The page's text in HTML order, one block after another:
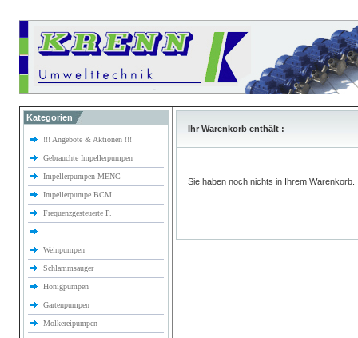
Kategorien
!!! Angebote & Aktionen !!!
Gebrauchte Impellerpumpen
Impellerpumpen MENC
Impellerpumpe BCM
Frequenzgesteuerte P.
Weinpumpen
Schlammsauger
Honigpumpen
Gartenpumpen
Molkereipumpen
Ihr Warenkorb enthält :
Sie haben noch nichts in Ihrem Warenkorb.